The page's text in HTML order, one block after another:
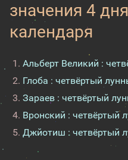
значения 4
календаря
Альберт Великий :
Глоба : четвёртый
Зараев : четвёртый
Вронский : четвёртый
Джйотиш : четвёртый